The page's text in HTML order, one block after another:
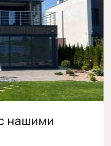
нашими